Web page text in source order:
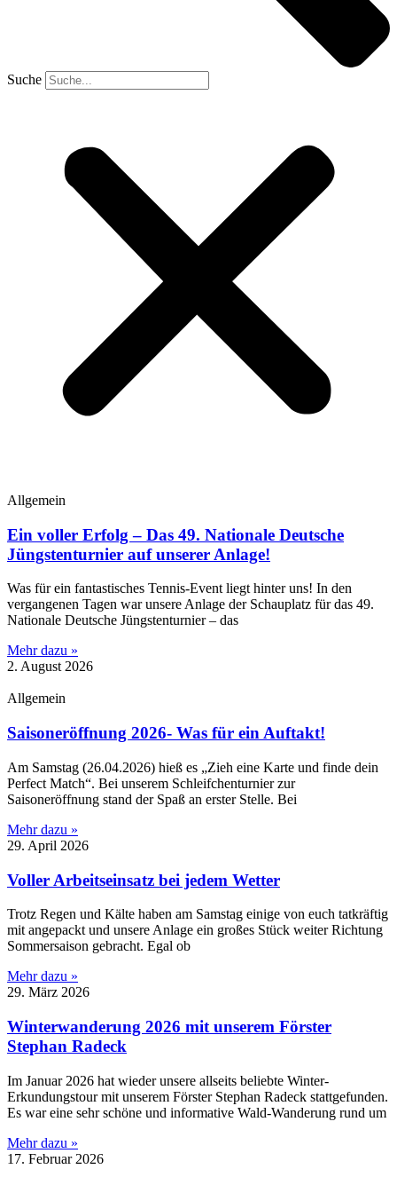
Suche
Allgemein
Ein voller Erfolg – Das 49. Nationale Deutsche
Jüngstenturnier auf unserer Anlage!
​Was für ein fantastisches Tennis-Event liegt hinter uns! In den
vergangenen Tagen war unsere Anlage der Schauplatz für das 49.
Nationale Deutsche Jüngstenturnier – das
Mehr dazu »
2. August 2026
Allgemein
Saisoneröffnung 2026- Was für ein Auftakt!
Am Samstag (26.04.2026) hieß es „Zieh eine Karte und finde dein
Perfect Match“. Bei unserem Schleifchenturnier zur
Saisoneröffnung stand der Spaß an erster Stelle. Bei
Mehr dazu »
29. April 2026
Voller Arbeitseinsatz bei jedem Wetter
Trotz Regen und Kälte haben am Samstag einige von euch tatkräftig
mit angepackt und unsere Anlage ein großes Stück weiter Richtung
Sommersaison gebracht. Egal ob
Mehr dazu »
29. März 2026
Winterwanderung 2026 mit unserem Förster
Stephan Radeck
Im Januar 2026 hat wieder unsere allseits beliebte Winter-
Erkundungstour mit unserem Förster Stephan Radeck stattgefunden.
Es war eine sehr schöne und informative Wald-Wanderung rund um
Mehr dazu »
17. Februar 2026